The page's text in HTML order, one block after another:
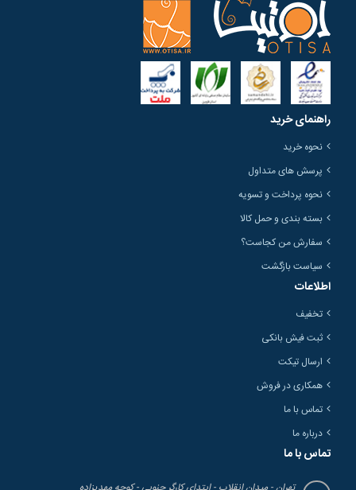
راهنمای خرید
نحوه خرید
پرسش های متداول
نحوه پرداخت و تسویه
بسته بندی و حمل کالا
سفارش من کجاست؟
سیاست بازگشت
اطلاعات
تخفیف
ثبت فیش بانکی
ارسال تیکت
همکاری در فروش
تماس با ما
درباره ما
تماس با ما